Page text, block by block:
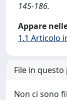
145-186.
Appare
1.1 Articolo
File in
Non ci sono